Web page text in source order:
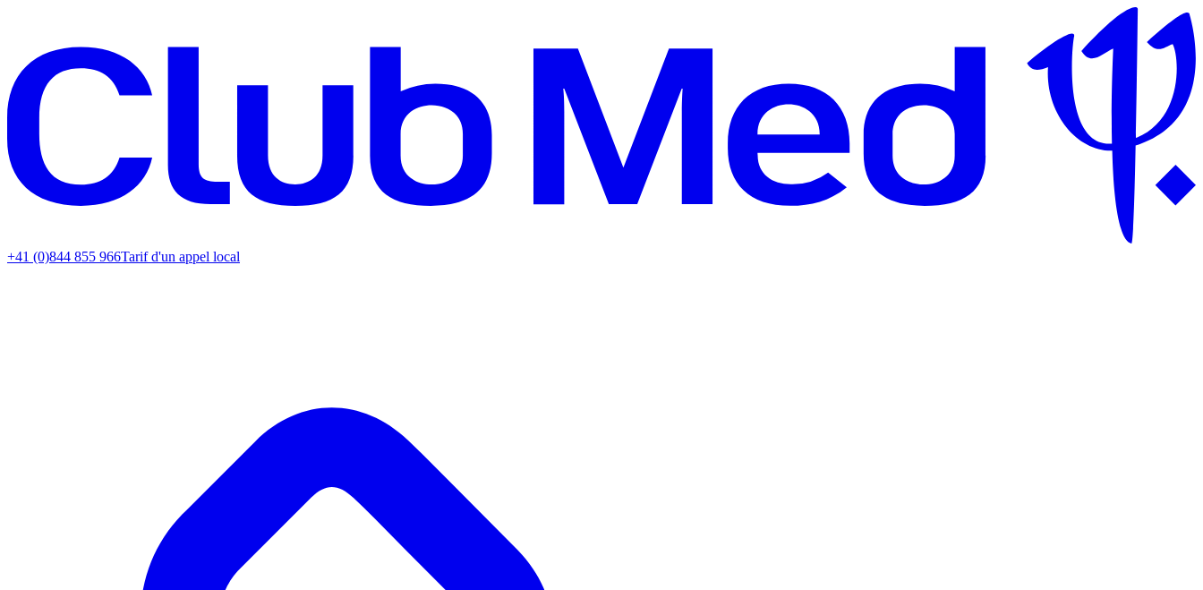
+41 (0)844 855 966Tarif d'un appel local